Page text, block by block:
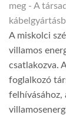
meg - A
A miskolci
villamos
csatlakozva.
foglalkozó
felhívásához,